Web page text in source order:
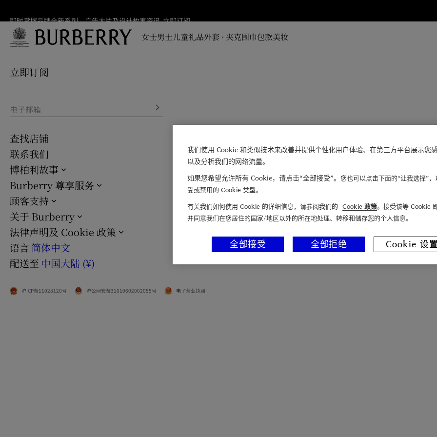
即时掌握品牌全新系列、广告大片及设计故事资讯 立即订阅
即时
掌握
品牌
全新
列、
广告
计故
事资
女士男士儿童礼品外套 · 夹克围巾包款美妆
立即订阅
电子邮箱
查找店铺
联系我们
博柏利故事
Burberry 尊享服务
顾客支持
关于 Burberry
法律声明及 Cookie 政策
语言 简体中文
配送至 中国大陆 (¥)
沪ICP备11028120号 沪公网安备31010602002055号 电子营业执照
我们使用 Cookie 和类似技术来改善并提供个性化用户体验、在第三方平台展示您
以及分析我们的网络流量。
如果您希望允许所有 Cookie，请点击“全部接受”。 您也可以点击下面的“让我选择”
受或禁用的 Cookie 类型。
有关我们如何使用 Cookie 的详细信息，请参阅我们的 Cookie 政策。接受该等 Cookie
并同意我们在您居住的国家/地区以外的所在地处理、转移和储存您的个人信息。
全部拒绝
全部接受 Cookie 设